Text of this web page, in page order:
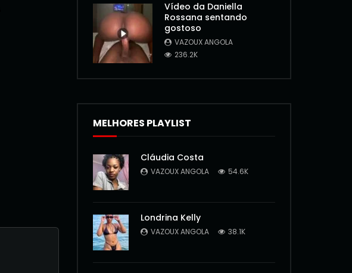
Vídeo da Daniella
Rossana sentando
gostoso
VAZOUX ANGOLA
236.2K
MELHORES PLAYLIST
Cláudia Costa
VAZOUX ANGOLA 54.6K
Londrina Kelly
VAZOUX ANGOLA 38.1K